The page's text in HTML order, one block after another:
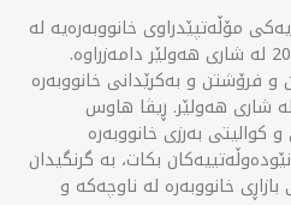
مۆڵەتپێدراوی خانووبەرەیە لە
کوردستانی عێراق، لە ساڵی 2024 لە شاری هەولێر دامەزراوە.
و فرۆشتن و بەکرێدانی خانووبەرە
لە شاری هەولێر. ڕیڤا هاوس
بەرزی خانووبەرە
بکات، بە گرنگیدان
خانووبەرە لە ناوچەکە و